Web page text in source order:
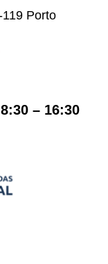
Porto
8:30 – 16:30